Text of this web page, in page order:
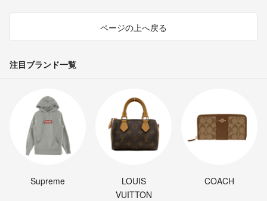
ページの上へ戻る
注目ブランド一覧
Supreme
LOUIS
VUITTON
COACH